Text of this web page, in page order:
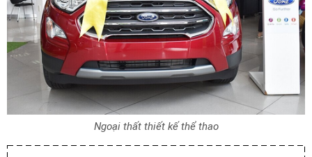
Ngoại thất thiết kế thể thao